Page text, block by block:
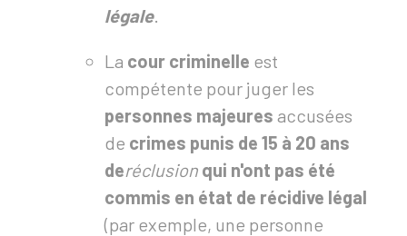
légale.
La cour criminelle est
compétente pour juger les
personnes majeures accusées
de crimes punis de 15 à 20 ans
deréclusion qui n'ont pas été
commis en état de récidive légal
(par exemple, une personne